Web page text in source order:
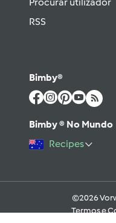
RSS
Bimby®
Bimby ® No Mundo
Recipes
©2026
Termos e